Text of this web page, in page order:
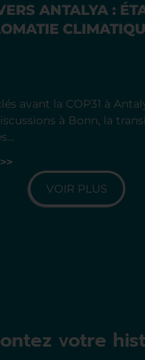
ANTALYA :
avant la COP31 à
à Bonn, la
VOIR PLUS
votre